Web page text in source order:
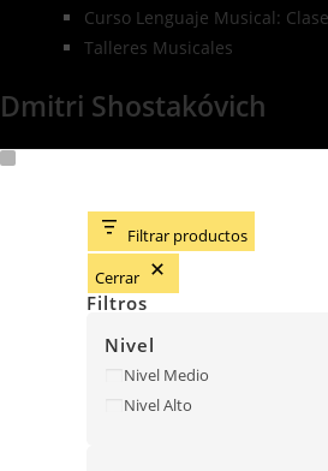
Curso Lenguaje Musical:
Talleres Musicales
Dmitri Shostakóvich
Filtrar productos
Cerrar
Filtros
Nivel
Nivel
Nivel Medio
Nivel Alto